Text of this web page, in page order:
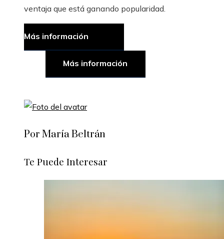
ventaja que está ganando popularidad.
Más información
Más información
Por María Beltrán
Te Puede Interesar